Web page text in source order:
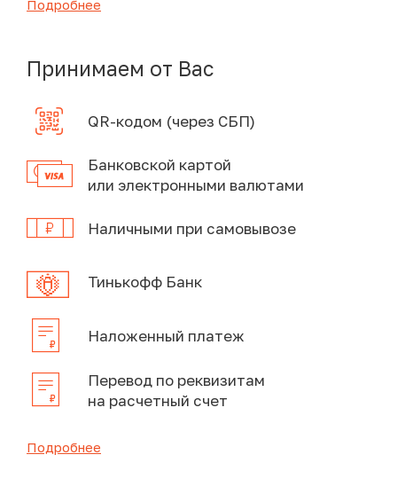
Подробнее
Принимаем от Вас
QR-кодом (через СБП)
Банковской картой
или электронными валютами
Наличными при самовывозе
Тинькофф Банк
Наложенный платеж
Перевод по реквизитам
на расчетный счет
Подробнее